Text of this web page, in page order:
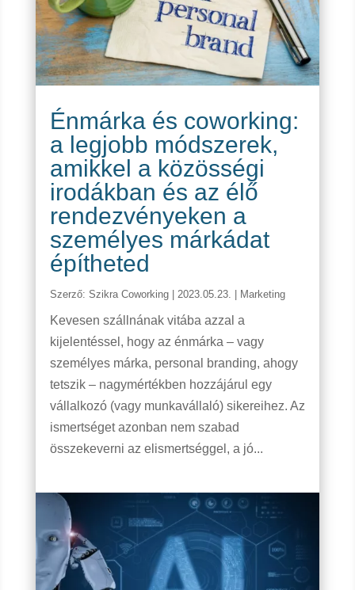
Énmárka és coworking:
a legjobb módszerek,
amikkel a közösségi
irodákban és az élő
rendezvényeken a
személyes márkádat
építheted
Szerző: Szikra Coworking| 2023.05.23. Marketing
Kevesen szállnának vitába azzal a
kijelentéssel, hogy az énmárka – vagy
személyes márka, personal branding, ahogy
tetszik – nagymértékben hozzájárul egy
vállalkozó (vagy munkavállaló) sikereihez. Az
ismertséget azonban nem szabad
összekeverni az elismertséggel, a jó...